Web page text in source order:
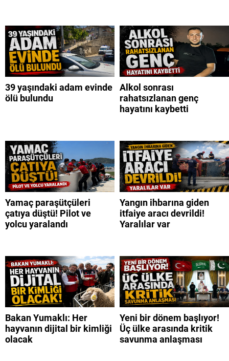
39 yaşındaki adam evinde
ölü bulundu
Alkol sonrası
rahatsızlanan genç
hayatını kaybetti
Yamaç paraşütçüleri
çatıya düştü! Pilot ve
yolcu yaralandı
Yangın ihbarına giden
itfaiye aracı devrildi!
Yaralılar var
Bakan Yumaklı: Her
hayvanın dijital bir kimliği
olacak
Yeni bir dönem başlıyor!
Üç ülke arasında kritik
savunma anlaşması